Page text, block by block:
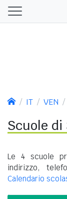
IT VEN
Scuole di
Le 4 scuole
indirizzo,
Calendario